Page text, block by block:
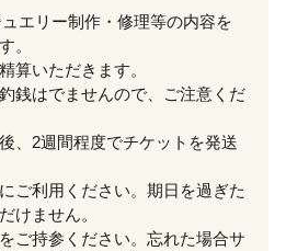
エリー制作・修理等の内容を
。
算いただきます。
銭はでませんので、ご注意くだ
、2週間程度でチケットを発送
ご利用ください。期日を過ぎた
けません。
ご持参ください。忘れた場合サ